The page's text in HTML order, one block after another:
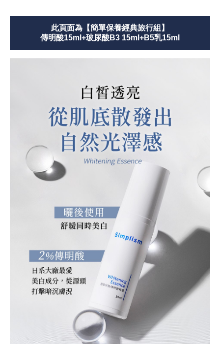
此頁面為【簡單保養經典旅行組】
傳明酸15ml+玻尿酸B3 15ml+B5乳15ml